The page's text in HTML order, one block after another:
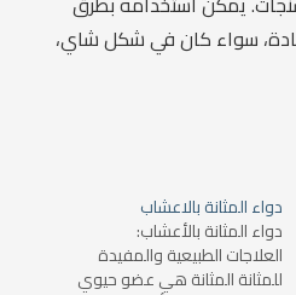
سواء كان في شكل شاي،
دواء المثانة بالاعشاب
دواء المثانة بالأعشاب:
العلاجات الطبيعية والمفيدة
للمثانة المثانة هي عضو حيوي